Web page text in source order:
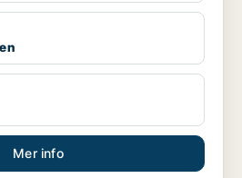
Mer info